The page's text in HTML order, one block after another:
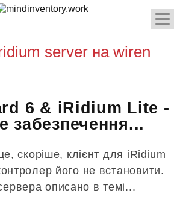
server на wiren
6 & iRidium Lite -
забезпечення...
скоріше, клієнт для iRidium
його не встановити.
описано в темі...